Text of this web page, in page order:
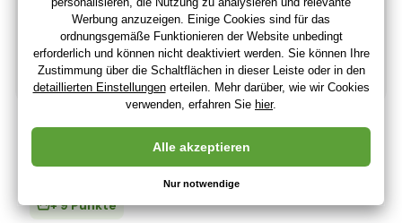
Parasaurolophus Plüsch 42cm
9
+ 9 Punkte